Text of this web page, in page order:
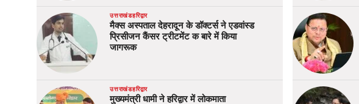
उत्तराखंडहरिद्वार
मैक्स अस्पताल देहरादून के डॉक्टर्स ने एडवांस्ड
प्रिसीजन कैंसर ट्रीटमेंट क बारे में किया
जागरूक
उत्तराखंडहरिद्वार
मुख्यमंत्री धामी ने हरिद्वार में लोकमाता